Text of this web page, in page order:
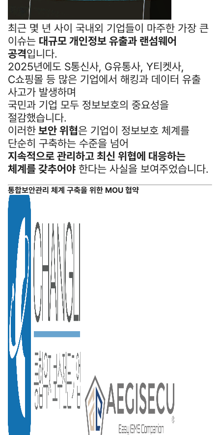
최근 몇 년 사이 국내외 기업들이 마주한 가장 큰
이슈는 대규모 개인정보 유출과 랜섬웨어
공격입니다.
2025년에도 S통신사, G유통사, Y티켓사,
C쇼핑몰 등 많은 기업에서 해킹과 데이터 유출
사고가 발생하며
국민과 기업 모두 정보보호의 중요성을
절감했습니다.
이러한보안 위협은 기업이 정보보호 체계를
단순히 구축하는 수준을 넘어
지속적으로 관리하고 최신 위협에 대응하는
체계를 갖추어야 한다는 사실을 보여주었습니다.
통합보안관리 체계 구축을 위한 MOU 협약